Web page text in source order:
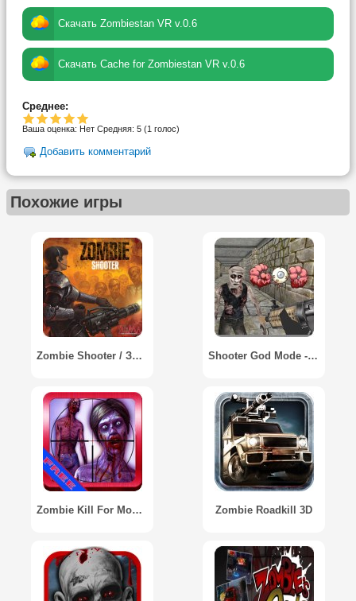
Скачать Zombiestan VR v.0.6
Скачать Cache for Zombiestan VR v.0.6
Среднее:
Ваша оценка: Нет Средняя: 5 (1 голос)
Добавить комментарий
Похожие игры
Zombie Shooter / Зомби Шутер Shooter God Mode - Zombies
Zombie Kill For Money 3D Shooter / Зомби Убивают Забабло Шутер 3D Zombie Roadkill 3D